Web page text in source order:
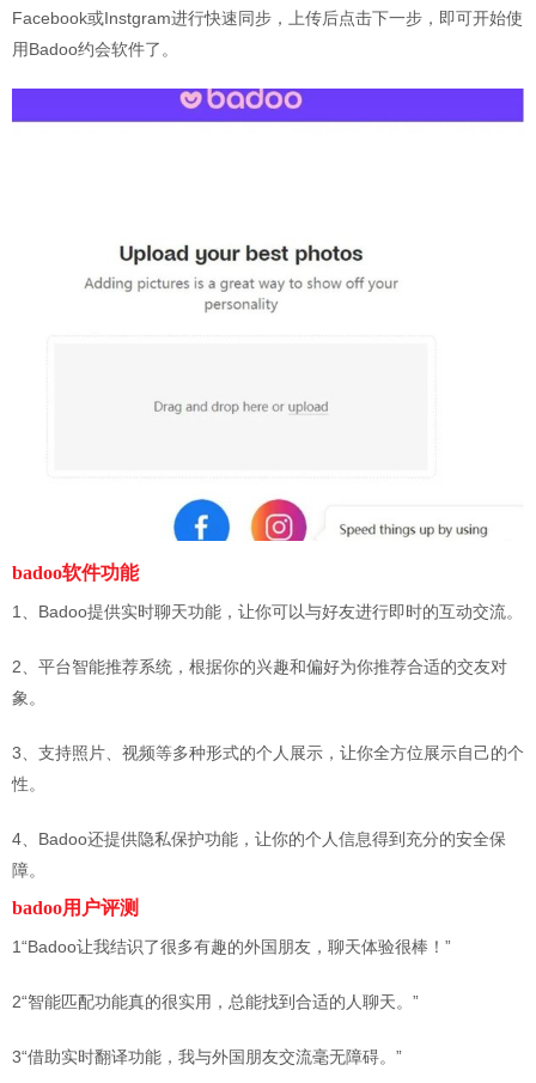
Facebook或Instgram进行快速同步，上传后点击下一步，即可开始使
用Badoo约会软件了。
badoo软件功能
1、Badoo提供实时聊天功能，让你可以与好友进行即时的互动交流。
2、平台智能推荐系统，根据你的兴趣和偏好为你推荐合适的交友对
象。
3、支持照片、视频等多种形式的个人展示，让你全方位展示自己的个
性。
4、Badoo还提供隐私保护功能，让你的个人信息得到充分的安全保
障。
badoo用户评测
1“Badoo让我结识了很多有趣的外国朋友，聊天体验很棒！”
2“智能匹配功能真的很实用，总能找到合适的人聊天。”
3“借助实时翻译功能，我与外国朋友交流毫无障碍。”